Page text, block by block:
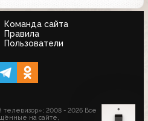
Команда сайта
Правила
Пользователи
телевизор»; 2008 - 2026 Все
на сайте,